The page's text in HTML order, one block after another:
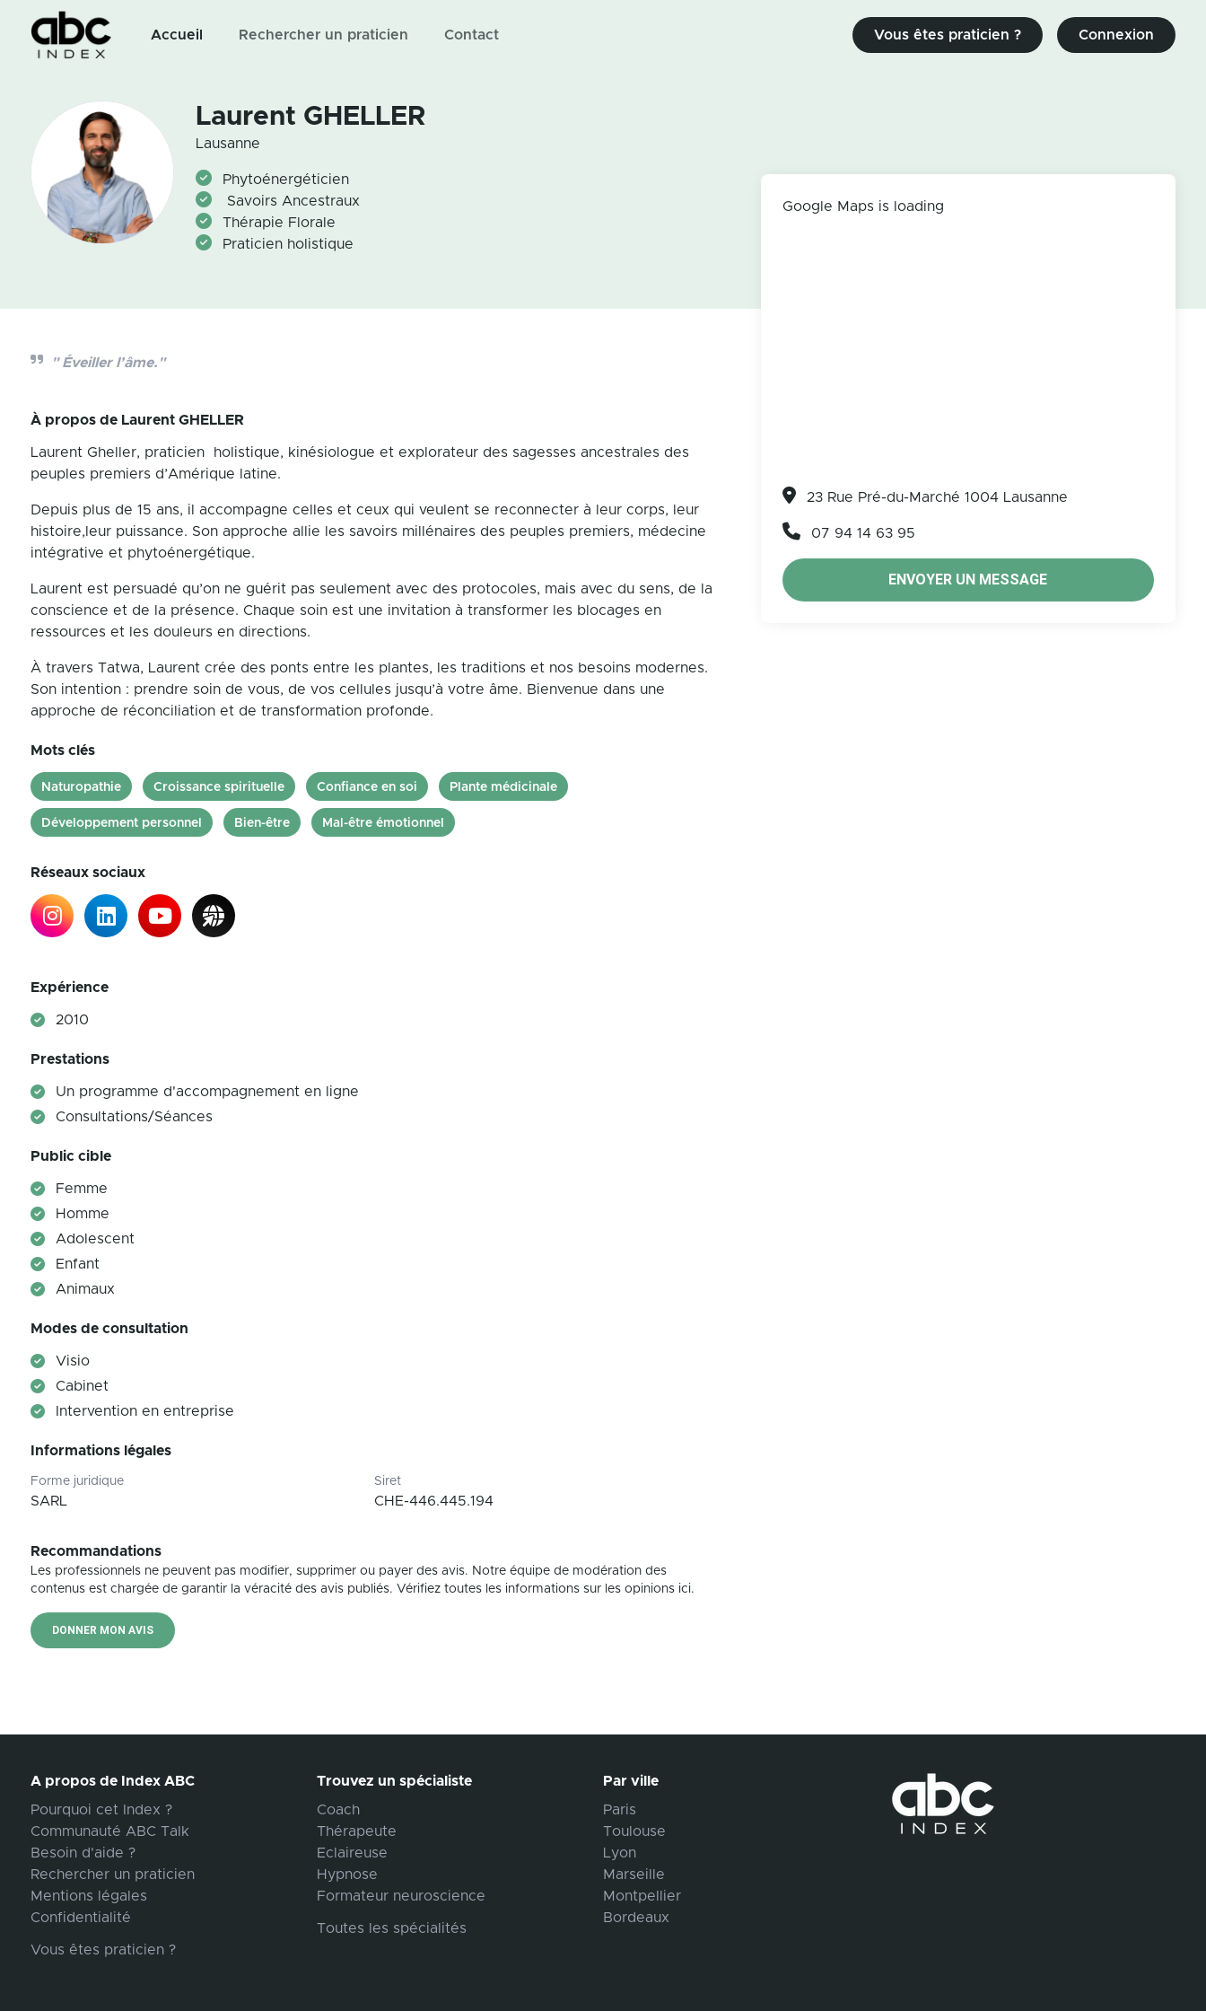
Accueil Rechercher un praticien Contact Vous êtes praticien ? Connexion
Laurent GHELLER
Lausanne
Phytoénergéticien
Savoirs Ancestraux
Thérapie Florale
Praticien holistique
" Éveiller l’âme."
À propos de Laurent GHELLER
Laurent Gheller, praticien holistique, kinésiologue et explorateur des sagesses ancestrales des
peuples premiers d’Amérique latine.
Depuis plus de 15 ans, il accompagne celles et ceux qui veulent se reconnecter à leur corps, leur
histoire,leur puissance. Son approche allie les savoirs millénaires des peuples premiers, médecine
intégrative et phytoénergétique.
Laurent est persuadé qu’on ne guérit pas seulement avec des protocoles, mais avec du sens, de la
conscience et de la présence. Chaque soin est une invitation à transformer les blocages en
ressources et les douleurs en directions.
À travers Tatwa, Laurent crée des ponts entre les plantes, les traditions et nos besoins modernes.
Son intention : prendre soin de vous, de vos cellules jusqu’à votre âme. Bienvenue dans une
approche de réconciliation et de transformation profonde.
Mots clés
Naturopathie Croissance spirituelle Confiance en soi Plante médicinale
Développement personnel Bien-être Mal-être émotionnel
Réseaux sociaux
Expérience
2010
Prestations
Un programme d'accompagnement en ligne
Consultations/Séances
Public cible
Femme
Homme
Adolescent
Enfant
Animaux
Modes de consultation
Visio
Cabinet
Intervention en entreprise
Informations légales
Forme juridique
SARL
Siret
CHE-446.445.194
Recommandations
Les professionnels ne peuvent pas modifier, supprimer ou payer des avis. Notre équipe de modération des
contenus est chargée de garantir la véracité des avis publiés. Vérifiez toutes les informations sur les opinions ici.
DONNER MON AVIS
Google Maps is loading
23 Rue Pré-du-Marché 1004 Lausanne
07 94 14 63 95
ENVOYER UN MESSAGE
A propos de Index ABC
Pourquoi cet Index ?
Communauté ABC Talk
Besoin d'aide ?
Rechercher un praticien
Mentions légales
Confidentialité
Vous êtes praticien ?
Trouvez un spécialiste
Coach
Thérapeute
Eclaireuse
Hypnose
Formateur neuroscience
Toutes les spécialités
Par ville
Paris
Toulouse
Lyon
Marseille
Montpellier
Bordeaux